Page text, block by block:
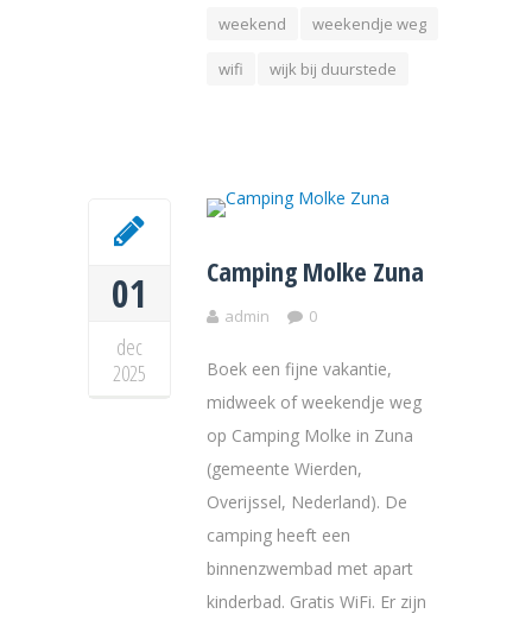
weekend weekendje weg
wifi wijk bij duurstede
01
dec
2025
Camping Molke Zuna
admin 0
Boek een fijne vakantie,
midweek of weekendje weg
op Camping Molke in Zuna
(gemeente Wierden,
Overijssel, Nederland). De
camping heeft een
binnenzwembad met apart
kinderbad. Gratis WiFi. Er zijn